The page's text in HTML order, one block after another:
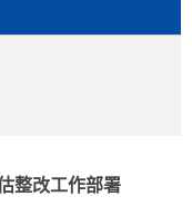
整改工作部署